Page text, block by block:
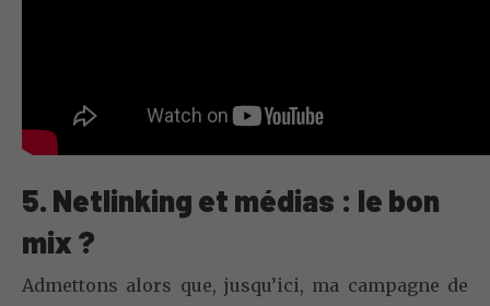
5. Netlinking et médias : le bon
mix ?
Admettons alors que, jusqu’ici, ma campagne de